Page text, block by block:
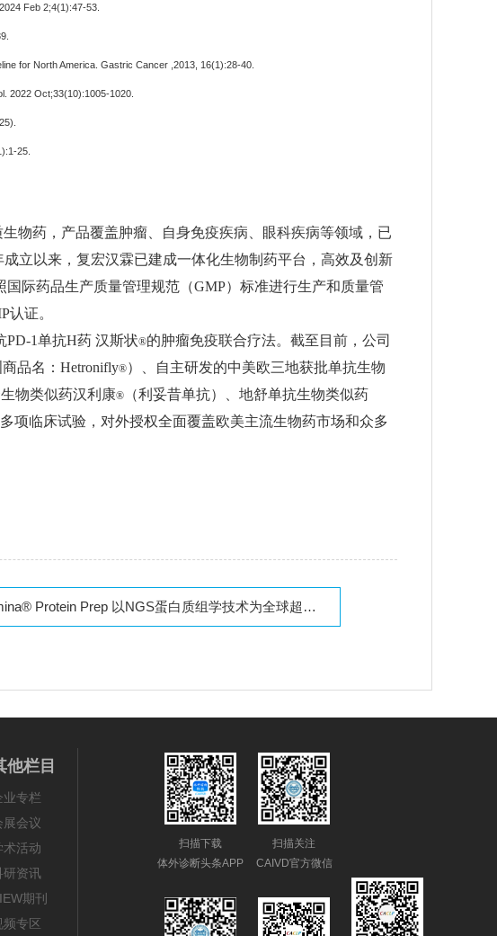
Feb 2;4(1):47-53.
for North America. Gastric Cancer ,2013, 16(1):28-40.
2022 Oct;33(10):1005-1020.
25.
物药，产品覆盖肿瘤、自身免疫疾病、眼科疾病等领域，已
立以来，复宏汉霖已建成一体化生物制药平台，高效及创新
际药品生产质量管理规范（GMP）标准进行生产和质量管
证。
1单抗H药 汉斯状®的肿瘤免疫联合疗法。截至目前，公司
商品名：Hetronifly®）、自主研发的中美欧三地获批单抗生物
物类似药汉利康®
（利妥昔单抗）、地舒单抗生物类似药
项临床试验，对外授权全面覆盖欧美主流生物药市场和众多
Prep 以NGS蛋白质组学技术为全球超过40家客户提供突破性的精准解决方案，涵盖从学术机构到大型国家生物样本库
他栏目
业专栏
展会议
术活动
研资讯
期刊
频专区
扫描下载
体外诊断头条APP
扫描关注
CAIVD官方微信